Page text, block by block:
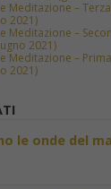
Meditazione –
2021)
Meditazione –
2021)
Meditazione –
2021)
le onde del